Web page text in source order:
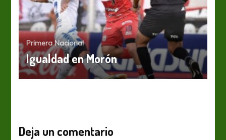
Primera Nacional
Igualdad en Morón
Deja un comentario